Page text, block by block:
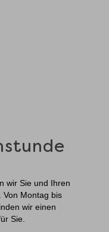
wir Sie und Ihren
Von Montag bis
wir einen
Sie.